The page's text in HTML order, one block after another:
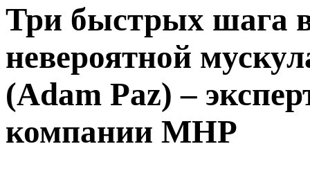
Три быстрых шага
невероятной
(Adam Paz) –
компании MHP